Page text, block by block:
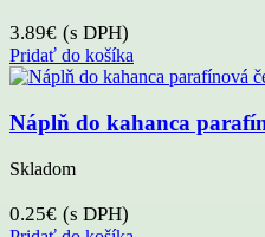
3.89€ (s DPH)
Pridať do košíka
Náplň do kahanca
Skladom
0.25€ (s DPH)